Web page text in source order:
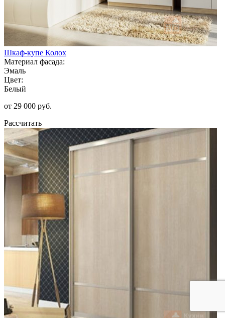
Шкаф-купе Колох
Материал фасада:
Эмаль
Цвет:
Белый
от 29 000 руб.
Рассчитать